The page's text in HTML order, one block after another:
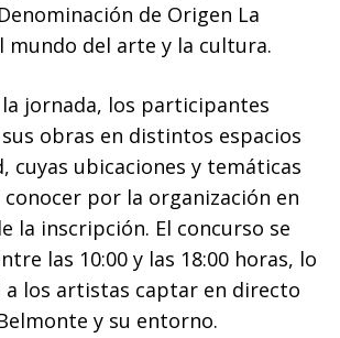
de Origen La
mundo del arte y la cultura.
jornada, los participantes
obras en distintos espacios
cuyas ubicaciones y temáticas
conocer por la organización en
la inscripción. El concurso se
las 10:00 y las 18:00 horas, lo
los artistas captar en directo
y su entorno.